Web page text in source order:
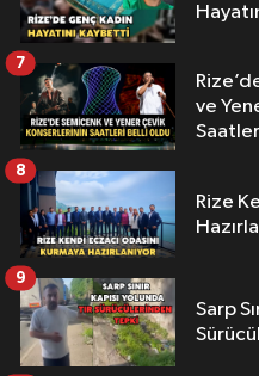
ve
7
Rize
8
Sarp
9